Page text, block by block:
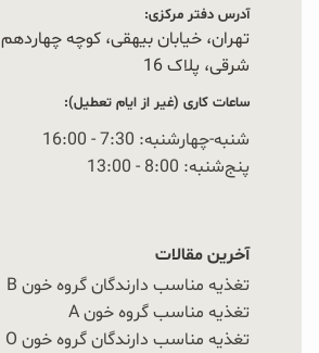
آدرس دفتر مرکزی:
تهران، خیابان بیهقی، کوچه چهاردهم
شرقی، پلاک 16‭
ساعات کاری (غیر از ایام تعطیل):
شنبه-چهارشنبه: 7:30 - 16:00
پنج‌شنبه: 8:00 - 13:00
آخرین مقالات
تغذیه مناسب دارندگان گروه خون B
تغذیه مناسب گروه خون A
تغذیه مناسب دارندگان گروه خون O